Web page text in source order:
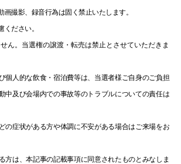
撮影、録音行為は固く禁止いたします。
ださい。
ん。当選権の譲渡・転売は禁止とさせていただきま
個人的な飲食・宿泊費等は、当選者様ご自身のご負担
中及び会場内での事故等のトラブルについての責任は
の症状がある方や体調に不安がある場合はご来場をお
方は、本記事の記載事項に同意されたものとみなしま